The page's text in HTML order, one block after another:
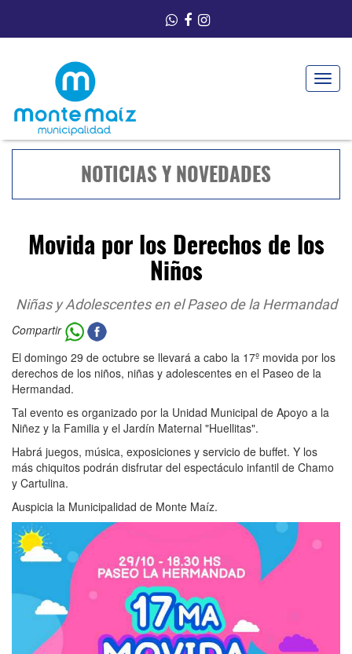
Toggle
NOTICIAS Y NOVEDADES
Movida por los Derechos de los
Niños
Niñas y Adolescentes en el Paseo de la Hermandad
Compartir
El domingo 29 de octubre se llevará a cabo la 17º movida por los
derechos de los niños, niñas y adolescentes en el Paseo de la
Hermandad.
Tal evento es organizado por la Unidad Municipal de Apoyo a la
Niñez y la Familia y el Jardín Maternal "Huellitas".
Habrá juegos, música, exposiciones y servicio de buffet. Y los
más chiquitos podrán disfrutar del espectáculo infantil de Chamo
y Cartulina.
Auspicia la Municipalidad de Monte Maíz.